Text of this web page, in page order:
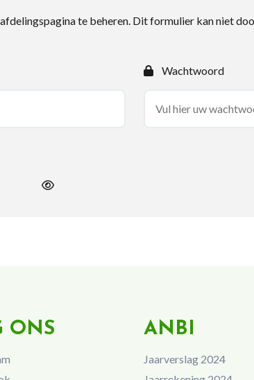
te beheren. Dit formulier kan niet
Wachtwoord
ONS ANBI
Jaarverslag 2024